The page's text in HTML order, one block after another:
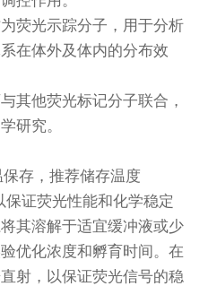
荧光示踪分子，用于分析
在体外及体内的分布效
其他荧光标记分子联合，
研究。
存，推荐储存温度
证荧光性能和化学稳定
其溶解于适宜缓冲液或少
优化浓度和孵育时间。在
射，以保证荧光信号的稳